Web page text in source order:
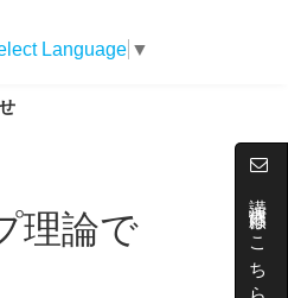
講演依頼はこちら
Language ▼
理論で